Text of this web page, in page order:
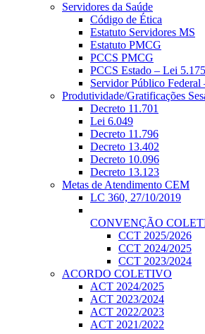
Servidores da Saúde
Código de Ética
Estatuto Servidores MS
Estatuto PMCG
PCCS PMCG
PCCS Estado – Lei 5.175
Servidor Público Federal
Produtividade/Gratificações
Decreto 11.701
Lei 6.049
Decreto 11.796
Decreto 13.402
Decreto 10.096
Decreto 13.123
Metas de Atendimento CEM
LC 360, 27/10/2019
CONVENÇÃO
CCT 2025/2026
CCT 2024/2025
CCT 2023/2024
ACORDO COLETIVO
ACT 2024/2025
ACT 2023/2024
ACT 2022/2023
ACT 2021/2022